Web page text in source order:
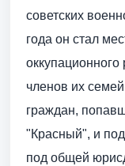
советских
года он стал
членов их
граждан,
"Красный", и
под общей